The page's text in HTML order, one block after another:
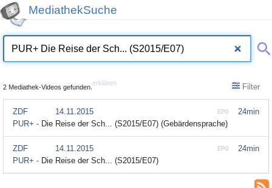
MediathekSuche
2 Mediathek-Videos gefunden.
erklären Filter
24min
EPG
ZDF
14.11.2015
PUR+ - Die Reise der Sch... (S2015/E07) (Gebärdensprache)
24min
EPG
ZDF
14.11.2015
PUR+ - Die Reise der Sch... (S2015/E07)